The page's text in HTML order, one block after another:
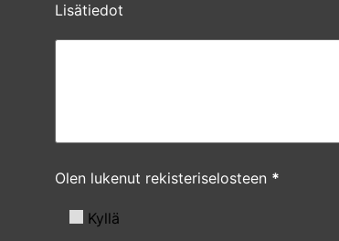
Lisätiedot
Olen lukenut rekisteriselosteen *
Kyllä